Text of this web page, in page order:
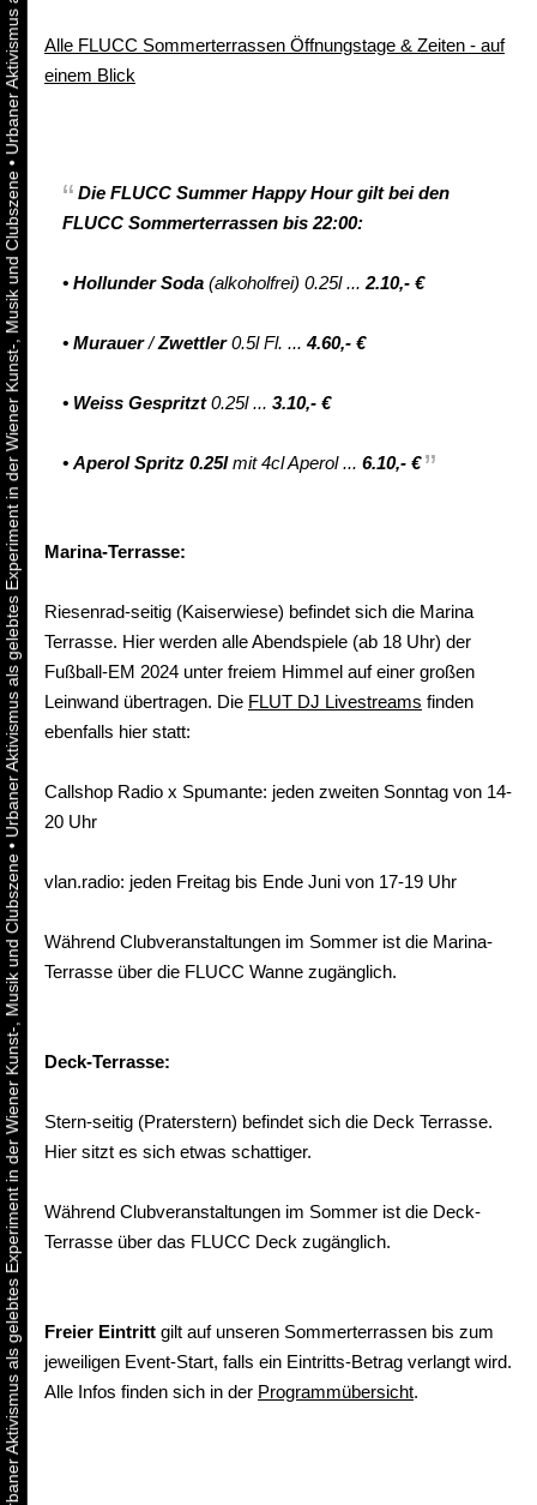
Urbaner Aktivismus als gelebtes Experiment in der Wiener Kunst-, Musik und Clubszene
•
Urbaner Aktivismus als gelebtes Experiment in der Wiener Kunst-, Musik und Clubszene
•
Alle FLUCC Sommerterrassen Öffnungstage & Zeiten - auf
einem Blick
Die FLUCC Summer Happy Hourgilt bei den
FLUCC Sommerterrassen bis 22:00:
• Hollunder Soda (alkoholfrei) 0.25l ... 2.10,- €
• Murauer/Zwettler0.5l Fl. ... 4.60,- €
• Weiss Gespritzt0.25l ... 3.10,- €
• Aperol Spritz 0.25lmit 4cl Aperol ... 6.10,- €
Marina-Terrasse:
Riesenrad-seitig (Kaiserwiese) befindet sich die Marina
Terrasse. Hier werden alle Abendspiele (ab 18 Uhr) der
Fußball-EM 2024 unter freiem Himmel auf einer großen
Leinwand übertragen. Die FLUT DJ Livestreams finden
ebenfalls hier statt:
Callshop Radio x Spumante: jeden zweiten Sonntag von 14-
20 Uhr
vlan.radio: jeden Freitag bis Ende Juni von 17-19 Uhr
Während Clubveranstaltungen im Sommer ist die Marina-
Terrasse über die FLUCC Wanne zugänglich.
Deck-Terrasse:
Stern-seitig (Praterstern) befindet sich die Deck Terrasse.
Hier sitzt es sich etwas schattiger.
Während Clubveranstaltungen im Sommer ist die Deck-
Terrasse über das FLUCC Deck zugänglich.
Freier Eintritt gilt auf unseren Sommerterrassen bis zum
jeweiligen Event-Start, falls ein Eintritts-Betrag verlangt wird.
Alle Infos finden sich in der Programmübersicht.